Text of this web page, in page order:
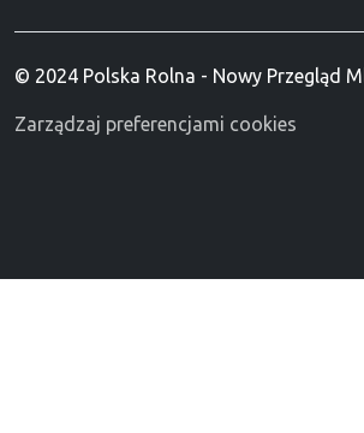
© 2024 Polska Rolna - Nowy Przegląd
Zarządzaj preferencjami cookies